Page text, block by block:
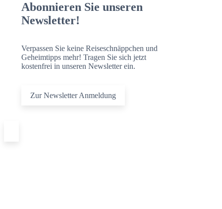
Abonnieren Sie unseren
Newsletter!
Verpassen Sie keine Reiseschnäppchen und
Geheimtipps mehr! Tragen Sie sich jetzt
kostenfrei in unseren Newsletter ein.
Zur Newsletter Anmeldung